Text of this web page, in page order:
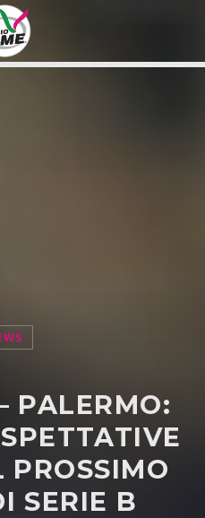
PALERMO:
PROSSIMO
SERIE B